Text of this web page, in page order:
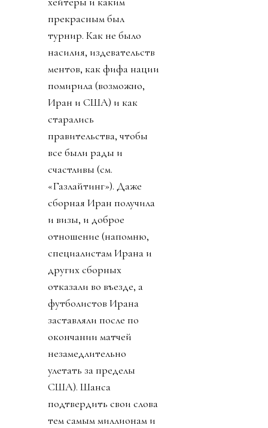
прекрасным был
турнир. Как не было
насилия, издевательств
ментов, как фифа нации
помирила (возможно,
Иран и США) и как
старались
правительства, чтобы
все были рады и
счастливы (см.
«Газлайтинг»). Даже
сборная Иран получила
и визы, и доброе
отношение (напомню,
специалистам Ирана и
других сборных
отказали во въезде, а
футболистов Ирана
заставляли после по
окончании матчей
незамедлительно
улетать за пределы
США). Шанса
подтвердить свои слова
тем самым миллионам и